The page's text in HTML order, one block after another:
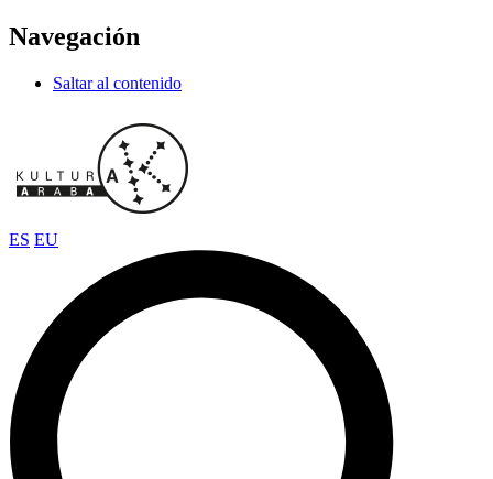
Navegación
Saltar al contenido
ES EU